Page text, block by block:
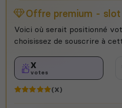
Offre premium - slot
Voici où serait positionné
choisissez de souscrire à
X
votes
(X)